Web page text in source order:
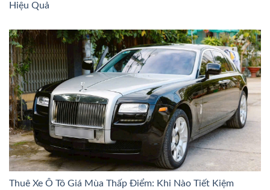
Hiệu Quả
Thuê Xe Ô Tô Giá Mùa Thấp Điểm: Khi Nào Tiết Kiệm